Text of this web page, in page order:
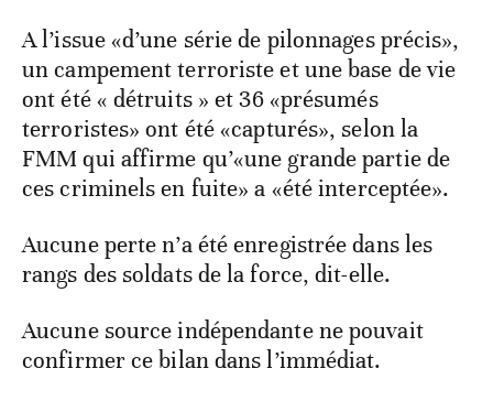
A l’issue «d’une série de pilonnages précis»,
un campement terroriste et une base de vie
ont été « détruits » et 36 «présumés
terroristes» ont été «capturés», selon la
FMM qui affirme qu’«une grande partie de
ces criminels en fuite» a «été interceptée».
Aucune perte n’a été enregistrée dans les
rangs des soldats de la force, dit-elle.
Aucune source indépendante ne pouvait
confirmer ce bilan dans l’immédiat.